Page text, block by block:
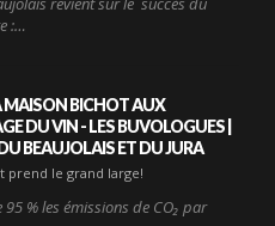
:…
MAISON BICHOT AUX
DU VIN - LES BUVOLOGUES |
BEAUJOLAIS ET DU JURA
prend le grand large!
% les émissions de CO₂ par